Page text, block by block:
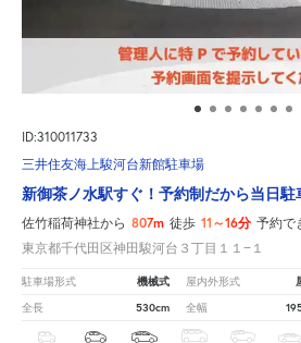
ID:310011733
三井住友海上駿河台新館駐車場
新御茶ノ水駅すぐ！予約制だから当日駐
佐竹稲荷神社から 807m 徒歩 11～16分 予約で
東京都千代田区神田駿河台３丁目１１−１
駐車場形式 機械式 屋内外形式
全長 530cm 全幅